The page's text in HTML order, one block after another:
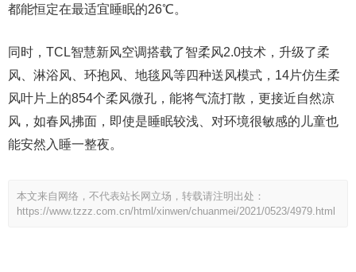
都能恒定在最适宜睡眠的26℃。
同时，TCL智慧新风空调搭载了智柔风2.0技术，升级了柔
风、淋浴风、环抱风、地毯风等四种送风模式，14片仿生柔
风叶片上的854个柔风微孔，能将气流打散，更接近自然凉
风，如春风拂面，即使是睡眠较浅、对环境很敏感的儿童也
能安然入睡一整夜。
本文来自网络，不代表站长网立场，转载请注明出处：
https://www.tzzz.com.cn/html/xinwen/chuanmei/2021/0523/4979.html